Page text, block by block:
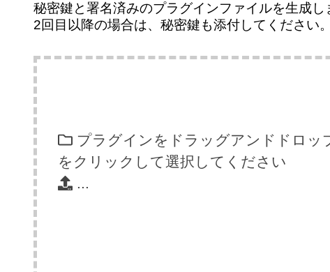
秘密鍵と署名済みのプラグインファイルを生成し
2回目以降の場合は、秘密鍵も添付してください。
プラグインをドラッグアンドドロッ
をクリックして選択してください
...